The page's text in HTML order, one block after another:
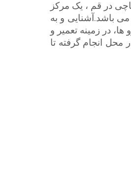
در قم ، یک مرکز
باشد. آشنایی و به
در زمینه تعمیر و
انجام گرفته تا